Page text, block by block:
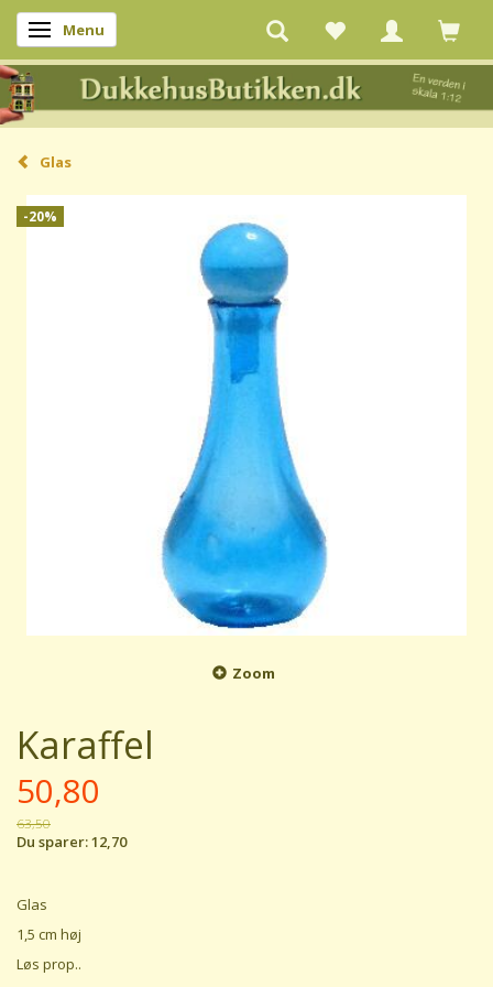
Skifte navigation
Menu
Glas
-20%
Zoom
Karaffel
50,80
63,50
Du sparer:12,70
Glas
1,5 cm høj
Løs prop..